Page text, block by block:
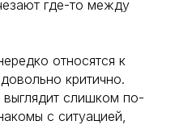
где-то между
относятся к
критично.
слишком по-
с ситуацией,